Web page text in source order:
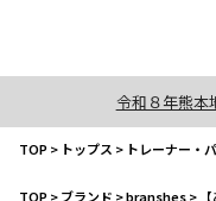
令和８年熊本
TOP> トップス > トレーナー・
TOP>ブランド >branshes>